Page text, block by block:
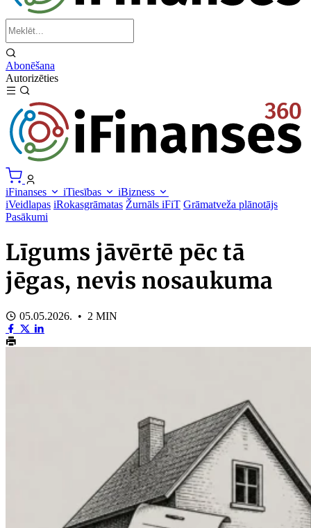
Abonēšana
Autorizēties
iFinanses iTiesības
iBizness
iVeidlapas iRokasgrāmatas Žurnāls iFiT Grāmatveža plānotājs
Pasākumi
Līgums jāvērtē pēc tā
jēgas, nevis nosaukuma
05.05.2026. • 2 MIN